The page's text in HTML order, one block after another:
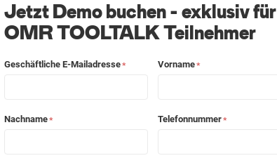
Jetzt Demo buchen - exklusiv für
OMR TOOLTALK Teilnehmer
Geschäftliche E-Mailadresse* Vorname*
Nachname* Telefonnummer*